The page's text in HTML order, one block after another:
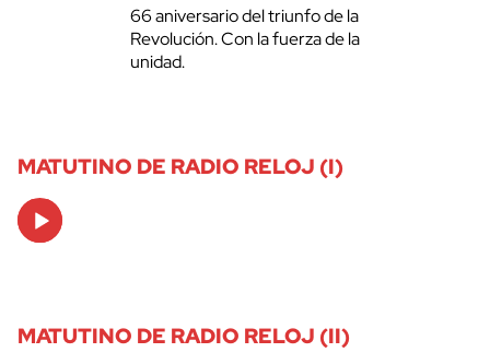
66 aniversario del triunfo de la
Revolución. Con la fuerza de la
unidad.
MATUTINO DE RADIO RELOJ (I)
Audio
Player
MATUTINO DE RADIO RELOJ (II)